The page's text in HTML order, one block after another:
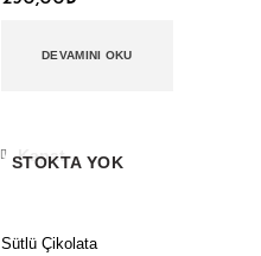
DEVAMINI OKU
STOKTA YOK
Kapat
Sütlü Çikolata